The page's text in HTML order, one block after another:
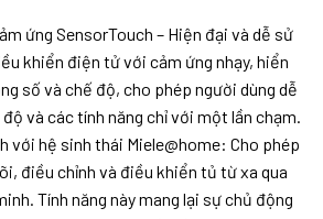
ứng SensorTouch – Hiện đại và dễ sử
khiển điện tử với cảm ứng nhạy, hiển
số và chế độ, cho phép người dùng dễ
và các tính năng chỉ với một lần chạm.
với hệ sinh thái Miele@home: Cho phép
điều chỉnh và điều khiển tủ từ xa qua
Tính năng này mang lại sự chủ động